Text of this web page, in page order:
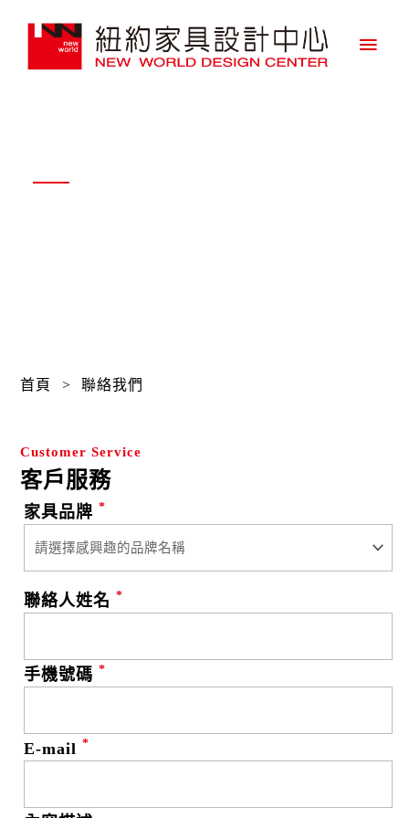
首頁 > 聯絡我們
Customer Service
客戶服務
家具品牌*
聯絡人姓名*
手機號碼*
E-mail*